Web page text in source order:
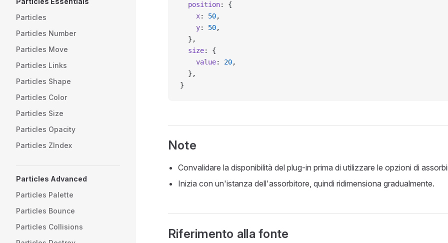
Particles
Particles Number
Particles Move
Particles Links
Particles Shape
Particles Color
Particles Size
Particles Opacity
Particles ZIndex
Particles Advanced
Particles Palette
Particles Bounce
Particles Collisions
  position
: {
    x
: 50,
    y
: 50,
  },
  size
: {
    value
: 20,
  },
}
Note
Convalidare la disponibilità del plug-in prima di utilizzare le opzioni di
Inizia con un'istanza dell'assorbitore, quindi ridimensiona gradualmente.
Riferimento alla fonte